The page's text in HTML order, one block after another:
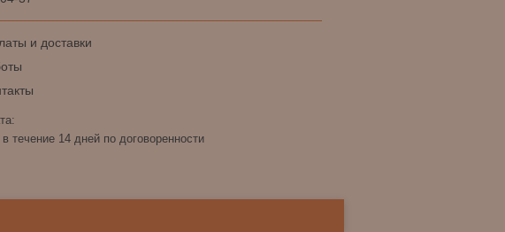
и доставки
в течение 14 дней по договоренности